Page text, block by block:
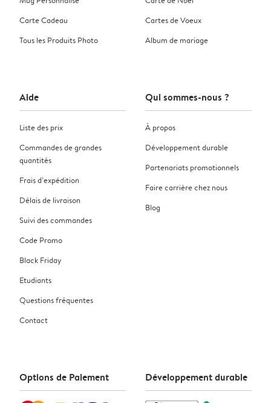
Carte Cadeau
Tous les Produits Photo
Cartes de Voeux
Album de mariage
Aide
Liste des prix
Commandes de grandes
quantités
Frais d’expédition
Délais de livraison
Suivi des commandes
Code Promo
Black Friday
Etudiants
Questions fréquentes
Contact
Qui sommes-nous ?
À propos
Développement durable
Partenariats promotionnels
Faire carrière chez nous
Blog
Options de Paiement Développement durable